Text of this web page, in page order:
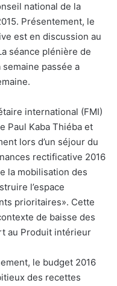
national de la
Présentement, le
est en discussion au
séance plénière de
passée a
international (FMI)
Paul Kaba Thiéba et
lors d’un séjour du
rectificative 2016
la mobilisation des
l’espace
prioritaires». Cette
de baisse des
au Produit intérieur
le budget 2016
des recettes